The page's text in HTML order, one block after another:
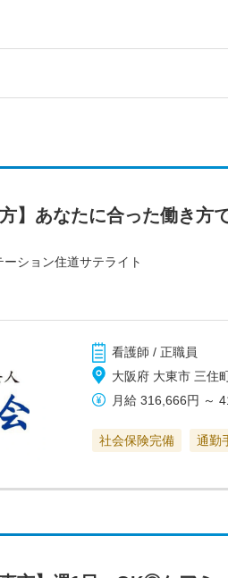
方】あなたに合った働き
ション住道サテライト
看護師 / 正職員
大阪府 大東市 三
月給 316,666円 ～
社会保険完備 通勤